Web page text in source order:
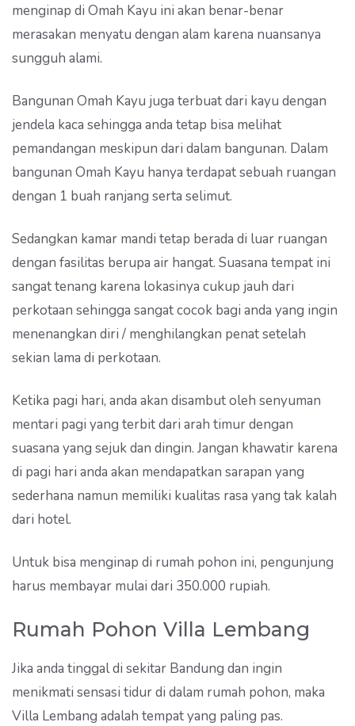
menginap di Omah Kayu ini akan benar-benar
merasakan menyatu dengan alam karena nuansanya
sungguh alami.
Bangunan Omah Kayu juga terbuat dari kayu dengan
jendela kaca sehingga anda tetap bisa melihat
pemandangan meskipun dari dalam bangunan. Dalam
bangunan Omah Kayu hanya terdapat sebuah ruangan
dengan 1 buah ranjang serta selimut.
Sedangkan kamar mandi tetap berada di luar ruangan
dengan fasilitas berupa air hangat. Suasana tempat ini
sangat tenang karena lokasinya cukup jauh dari
perkotaan sehingga sangat cocok bagi anda yang ingin
menenangkan diri / menghilangkan penat setelah
sekian lama di perkotaan.
Ketika pagi hari, anda akan disambut oleh senyuman
mentari pagi yang terbit dari arah timur dengan
suasana yang sejuk dan dingin. Jangan khawatir karena
di pagi hari anda akan mendapatkan sarapan yang
sederhana namun memiliki kualitas rasa yang tak kalah
dari hotel.
Untuk bisa menginap di rumah pohon ini, pengunjung
harus membayar mulai dari 350.000 rupiah.
Rumah Pohon Villa Lembang
Jika anda tinggal di sekitar Bandung dan ingin
menikmati sensasi tidur di dalam rumah pohon, maka
Villa Lembang adalah tempat yang paling pas.